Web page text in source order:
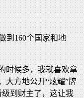
到160个国家和地
时候多，我就喜欢拿
大方地公开“炫耀”牌
到财主了，这让我